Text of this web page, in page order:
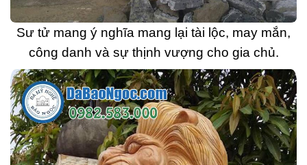
Sư tử mang ý nghĩa mang lại tài lộc, may mắn,
công danh và sự thịnh vượng cho gia chủ.